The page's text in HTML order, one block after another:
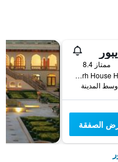
ممتاز 8.4
42 Geejgarh House Hawa Sadak, جايبور, الهند
الصفقة